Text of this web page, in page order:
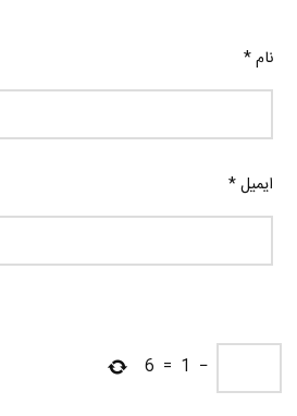
نام*
ایمیل*
−
1
=
6